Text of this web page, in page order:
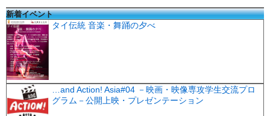
新着イベント
タイ伝統 音楽・舞踊の夕べ
…and Action! Asia#04 －映画・映像専攻学生交流プロ
グラム－公開上映・プレゼンテーション